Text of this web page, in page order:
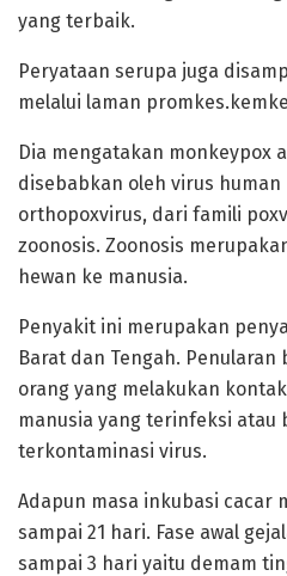
yang terbaik.
Peryataan serupa juga
melalui laman
Dia mengatakan monkeypox
disebabkan oleh virus human
orthopoxvirus, dari famili
zoonosis. Zoonosis
hewan ke manusia.
Penyakit ini merupakan
Barat dan Tengah.
orang yang melakukan
manusia yang terinfeksi atau
terkontaminasi virus.
Adapun masa inkubasi cacar
sampai 21 hari. Fase awal
sampai 3 hari yaitu demam